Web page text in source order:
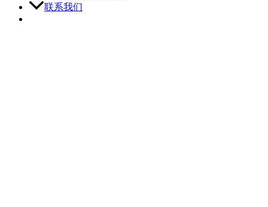
联系我们